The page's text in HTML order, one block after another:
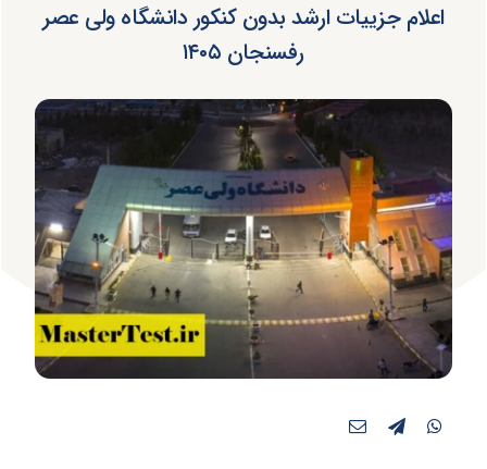
اعلام جزییات ارشد بدون کنکور دانشگاه ولی عصر
رفسنجان ۱۴۰۵